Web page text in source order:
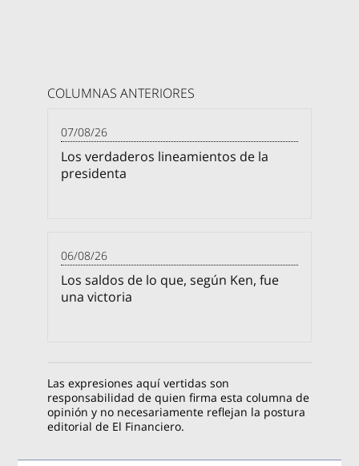
COLUMNAS ANTERIORES
07/08/26
Los verdaderos lineamientos de la
presidenta
06/08/26
Los saldos de lo que, según Ken, fue
una victoria
Las expresiones aquí vertidas son
responsabilidad de quien firma esta columna de
opinión y no necesariamente reflejan la postura
editorial de El Financiero.